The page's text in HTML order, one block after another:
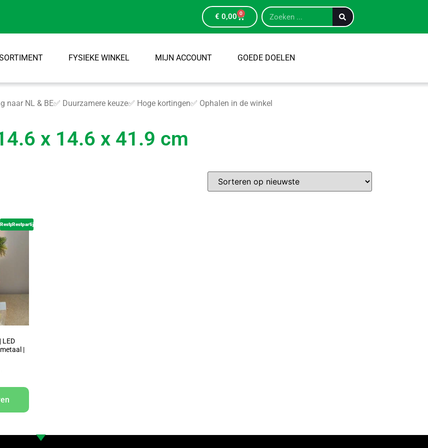
€ 0,00 0
FYSIEKE WINKEL MIJN ACCOUNT GOEDE DOELEN
naar NL & BE✅ Duurzamere keuze✅ Hoge kortingen✅ Ophalen in de winkel
x 14.6 x 41.9 cm
RestpartijRestpartij
LED
|